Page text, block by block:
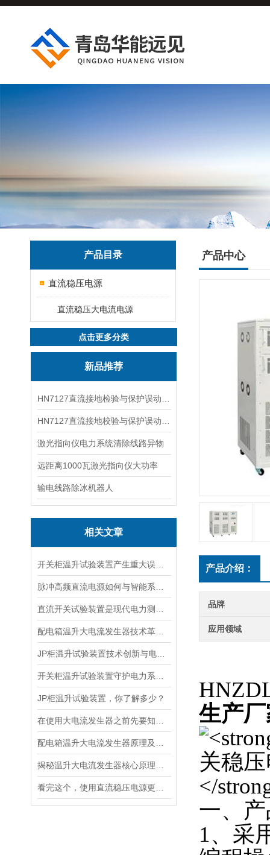
产品目录
直流稳压电源
直流稳压大电流电源
点击更多分类
新品推荐
激光指向仪电力系统清除线路异物
远距离1000瓦激光指向仪大功率
输电线路除冰机器人
相关文章
JP柜温升试验装置，你了解多少？
产品中心
产品介绍：
品牌
应用领域
生产
一、
1、采